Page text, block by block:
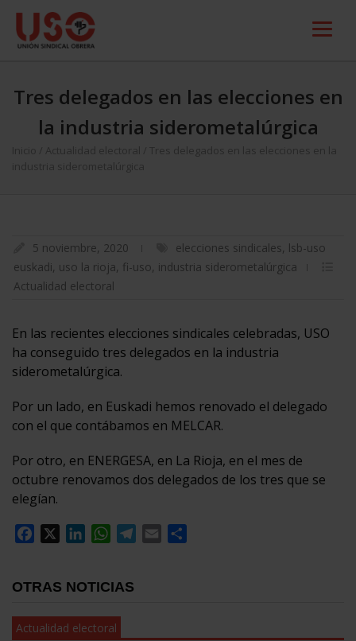
Tres delegados en las elecciones en
la industria siderometalúrgica
Inicio Actualidad electoral
Tres delegados en las elecciones en la
industria siderometalúrgica
5 noviembre, 2020 elecciones sindicales, lsb-uso
euskadi, uso la rioja, fi-uso, industria siderometalúrgica
Actualidad electoral
En las recientes elecciones sindicales celebradas, USO
ha conseguido tres delegados en la industria
siderometalúrgica.
Por un lado, en Euskadi hemos renovado el delegado
con el que contábamos en MELCAR.
Por otro, en ENERGESA, en La Rioja, en el mes de
octubre renovamos dos delegados de los tres que se
elegían.
Facebook
LinkedInWhatsApp
Telegram
Email
OTRAS NOTICIAS
Actualidad electoral